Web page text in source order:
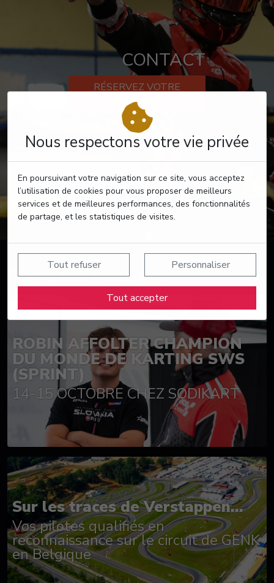
Nous respectons votre vie privée
En poursuivant votre navigation sur ce site, vous acceptez
l’utilisation de cookies pour vous proposer de meilleurs
services et de meilleures performances, des fonctionnalités
de partage, et les statistiques de visites.
Tout refuser Personnaliser
Tout accepter
CONTACT
RÉSERVEZ VOTRE
PASSAGE
Suivez nos actualités
ROBIN AFFOLTER CHAMPION
DU MONDE DE KARTING SWS
(SPRINT)
14-15 OCTOBRE CHEZ SODIKART
Sur les traces de Verstappen...
Vos pilotes qualifiés en
reconnaissance sur le circuit de GENK
en Belgique